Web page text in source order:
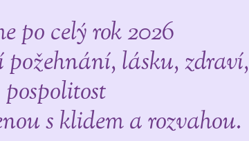
po celý rok 2026
požehnání, lásku, zdraví,
pospolitost
s klidem a rozvahou.